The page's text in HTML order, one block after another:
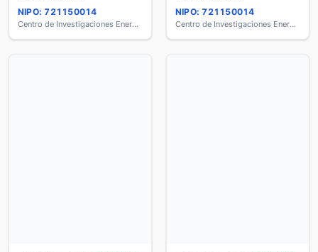
NIPO: 721150014
Centro de Investigaciones Energéticas, Medio Ambientales y Tecnológicas (CIEMAT)
NIPO: 721150014
Centro de Investigaciones Energéticas, Medio Ambientales y Tecnológicas (CIEMAT)